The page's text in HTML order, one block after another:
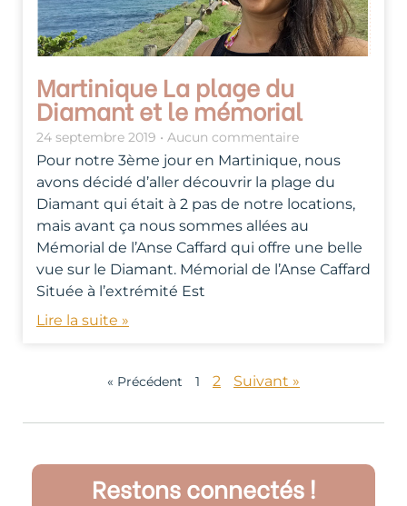
Martinique La plage du
Diamant et le mémorial
24 septembre 2019 Aucun commentaire
Pour notre 3ème jour en Martinique, nous
avons décidé d’aller découvrir la plage du
Diamant qui était à 2 pas de notre locations,
mais avant ça nous sommes allées au
Mémorial de l’Anse Caffard qui offre une belle
vue sur le Diamant. Mémorial de l’Anse Caffard
Située à l’extrémité Est
Lire la suite »
« Précédent 1 2 Suivant »
Restons connectés !